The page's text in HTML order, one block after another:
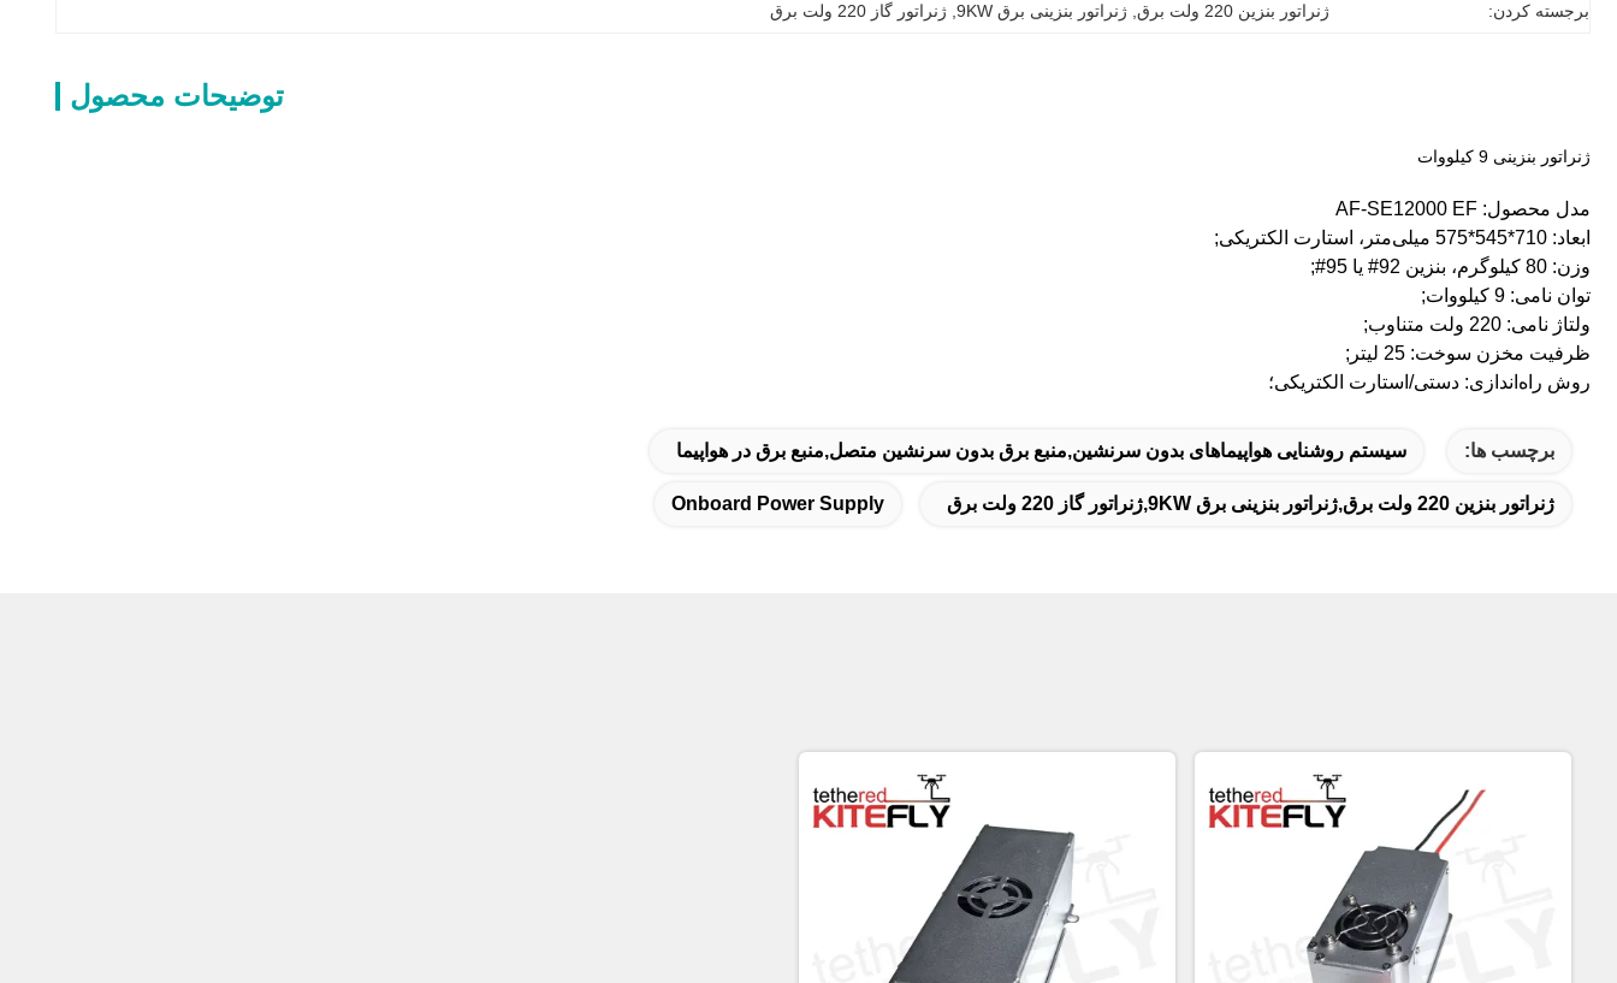
برجسته کردن: ژنراتور بنزين 220 ولت برق ژنراتور بنزینی برق 9KW ژنراتور گاز 220 ولت برق
توضیحات محصول
ژنراتور بنزینی 9 کیلووات
مدل محصول: AF-SE12000 EF
ابعاد: 710*545*575 میلی‌متر، استارت الکتریکی;
وزن: 80 کیلوگرم، بنزین 92# یا 95#;
توان نامی: 9 کیلووات;
ولتاژ نامی: 220 ولت متناوب;
ظرفیت مخزن سوخت: 25 لیتر;
روش راه‌اندازی: دستی/استارت الکتریکی؛
برچسب ها: سیستم روشنایی هواپیماهای بدون سرنشین,منبع برق بدون سرنشین متصل,منبع برق در هواپیما
ژنراتور بنزين 220 ولت برق,ژنراتور بنزینی برق 9KW,ژنراتور گاز 220 ولت برق Onboard Power Supply